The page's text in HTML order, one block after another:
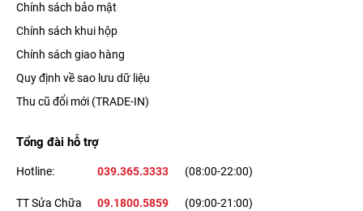
Chính sách bảo mật
Chính sách khui hộp
Chính sách giao hàng
Quy định về sao lưu dữ liệu
Thu cũ đổi mới (TRADE-IN)
Tổng đài hỗ trợ
Hotline: 039.365.3333 (08:00-22:00)
TT Sửa Chữa
09.1800.5859 (09:00-21:00)